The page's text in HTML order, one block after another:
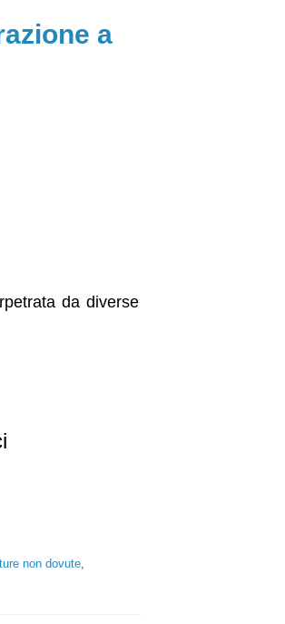
a
da diverse
non dovute,